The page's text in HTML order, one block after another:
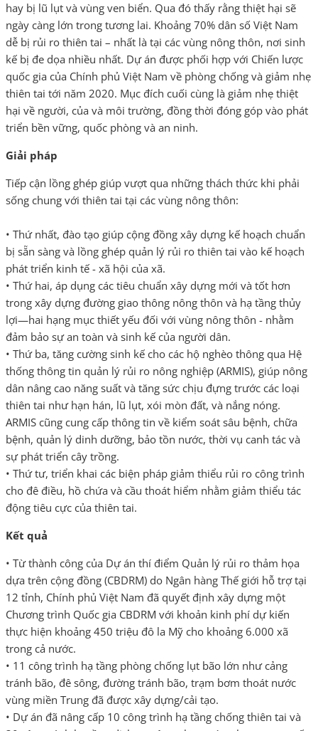
hay bị lũ lụt và vùng ven biển. Qua đó thấy rằng thiệt hại sẽ
ngày càng lớn trong tương lai. Khoảng 70% dân số Việt Nam
dễ bị rủi ro thiên tai – nhất là tại các vùng nông thôn, nơi sinh
kế bị đe dọa nhiều nhất. Dự án được phối hợp với Chiến lược
quốc gia của Chính phủ Việt Nam về phòng chống và giảm nhẹ
thiên tai tới năm 2020. Mục đích cuối cùng là giảm nhẹ thiệt
hại về người, của và môi trường, đồng thời đóng góp vào phát
triển bền vững, quốc phòng và an ninh.
Giải pháp
Tiếp cận lồng ghép giúp vượt qua những thách thức khi phải
sống chung với thiên tai tại các vùng nông thôn:
• Thứ nhất, đào tạo giúp cộng đồng xây dựng kế hoạch chuẩn
bị sẵn sàng và lồng ghép quản lý rủi ro thiên tai vào kế hoạch
phát triển kinh tế - xã hội của xã.
• Thứ hai, áp dụng các tiêu chuẩn xây dựng mới và tốt hơn
trong xây dựng đường giao thông nông thôn và hạ tầng thủy
lợi—hai hạng mục thiết yếu đối với vùng nông thôn - nhằm
đảm bảo sự an toàn và sinh kế của người dân.
• Thứ ba, tăng cường sinh kế cho các hộ nghèo thông qua Hệ
thống thông tin quản lý rủi ro nông nghiệp (ARMIS), giúp nông
dân nâng cao năng suất và tăng sức chịu đựng trước các loại
thiên tai như hạn hán, lũ lụt, xói mòn đất, và nắng nóng.
ARMIS cũng cung cấp thông tin về kiểm soát sâu bệnh, chữa
bệnh, quản lý dinh dưỡng, bảo tồn nước, thời vụ canh tác và
sự phát triển cây trồng.
• Thứ tư, triển khai các biện pháp giảm thiểu rủi ro công trình
cho đê điều, hồ chứa và cầu thoát hiểm nhằm giảm thiểu tác
động tiêu cực của thiên tai.
Kết quả
• Từ thành công của Dự án thí điểm Quản lý rủi ro thảm họa
dựa trên cộng đồng (CBDRM) do Ngân hàng Thế giới hỗ trợ tại
12 tỉnh, Chính phủ Việt Nam đã quyết định xây dựng một
Chương trình Quốc gia CBDRM với khoản kinh phí dự kiến
thực hiện khoảng 450 triệu đô la Mỹ cho khoảng 6.000 xã
trong cả nước.
• 11 công trình hạ tầng phòng chống lụt bão lớn như cảng
tránh bão, đê sông, đường tránh bão, trạm bơm thoát nước
vùng miền Trung đã được xây dựng/cải tạo.
• Dự án đã nâng cấp 10 công trình hạ tầng chống thiên tai và